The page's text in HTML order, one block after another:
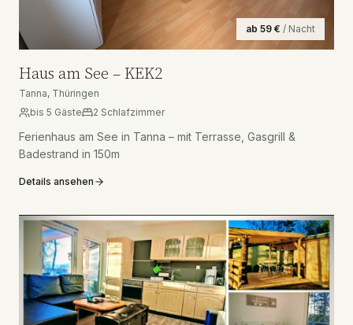
ab 59 € / Nacht
Haus am See – KEK2
Tanna, Thüringen
bis 5 Gäste 2 Schlafzimmer
Ferienhaus am See in Tanna – mit Terrasse, Gasgrill &
Badestrand in 150m
Details ansehen